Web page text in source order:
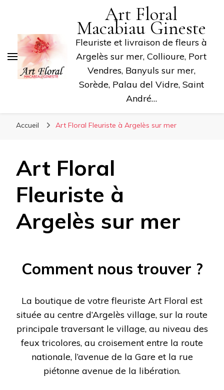
Art Floral
Macabiau Gineste
Fleuriste et livraison de fleurs à
Argelès sur mer, Collioure, Port
Vendres, Banyuls sur mer,
Sorède, Palau del Vidre, Saint
André…
Accueil Art Floral Fleuriste à Argelès sur mer
Art Floral
Fleuriste à
Argelès sur mer
Comment nous trouver ?
La boutique de votre fleuriste Art Floral est
située au centre d’Argelès village, sur la route
principale traversant le village, au niveau des
feux tricolores, au croisement entre la route
nationale, l’avenue de la Gare et la rue
piétonne avenue de la libération.